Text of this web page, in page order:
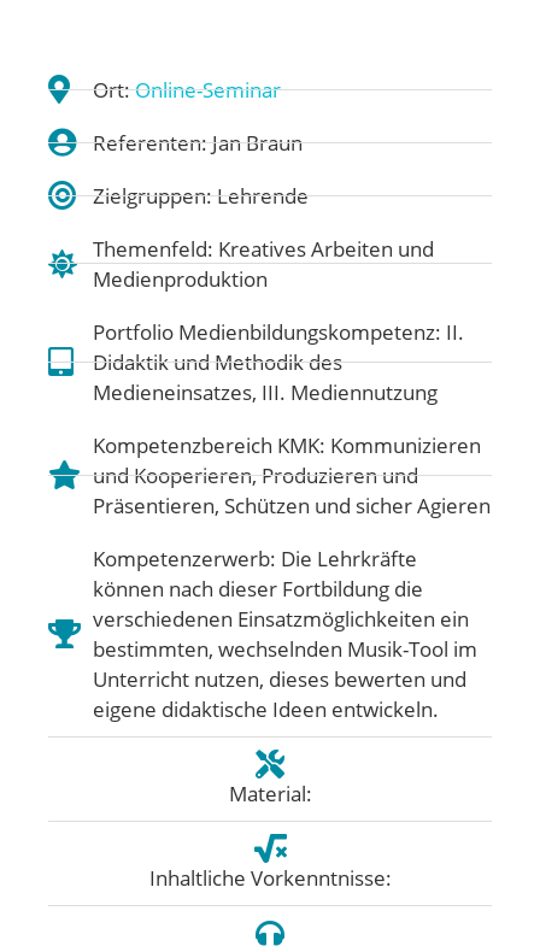
Ort:Online-Seminar
Referenten: Jan Braun
Zielgruppen: Lehrende
Themenfeld: Kreatives Arbeiten und
Medienproduktion
Portfolio Medienbildungskompetenz: II.
Didaktik und Methodik des
Medieneinsatzes, III. Mediennutzung
Kompetenzbereich KMK: Kommunizieren
und Kooperieren,Produzieren und
Präsentieren, Schützen und sicher Agieren
Kompetenzerwerb: Die Lehrkräfte
können nach dieser Fortbildung die
verschiedenen Einsatzmöglichkeiten ein
bestimmten, wechselnden Musik-Tool im
Unterricht nutzen, dieses bewerten und
eigene didaktische Ideen entwickeln.
Material:
Inhaltliche Vorkenntnisse: